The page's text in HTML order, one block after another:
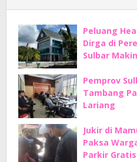
Peluang
Dirga di
Sulbar
Pemprov
Tambang
Lariang
Jukir di
Paksa
Parkir Gratis